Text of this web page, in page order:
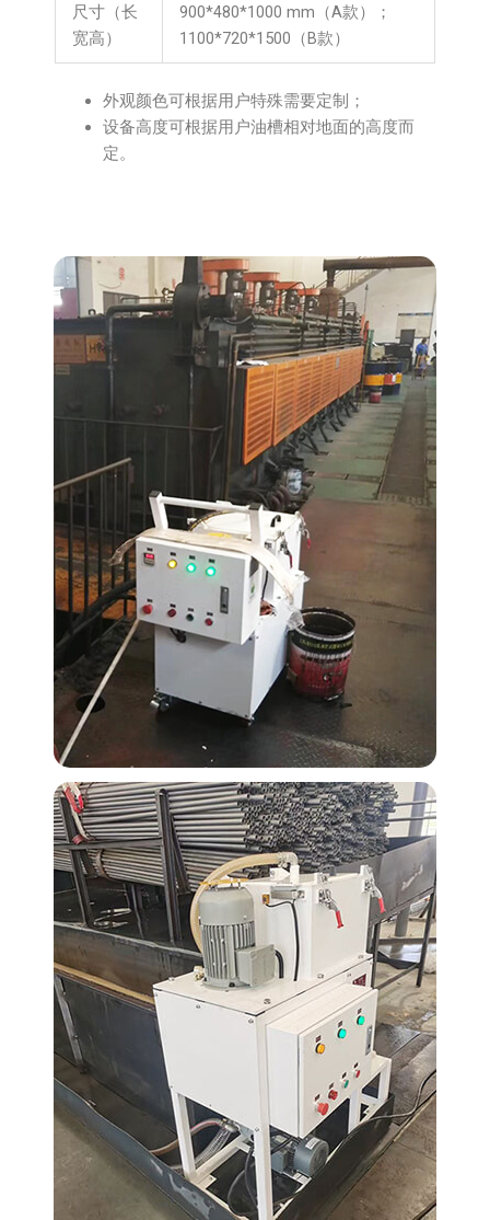
尺寸（长
宽高）
900*480*1000 mm（A款）；
1100*720*1500（B款）
外观颜色可根据用户特殊需要定制；
设备高度可根据用户油槽相对地面的高度而
定。